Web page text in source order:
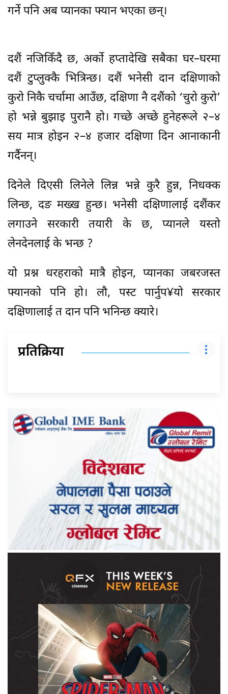
गर्ने पनि अब प्यानका फ्यान भएका छन्।
दशैं नजिकिँदै छ, अर्को हप्तादेखि सबैका घर–घरमा
दशैं टुप्लुक्कै भित्रिन्छ। दशैं भनेसी दान दक्षिणाको
कुरो निकै चर्चामा आउँछ, दक्षिणा नै दशैंको ‘चुरो कुरो’
हो भन्ने बुझाइ पुरानै हो। गच्छे अच्छे हुनेहरूले २–४
सय मात्र होइन २–४ हजार दक्षिणा दिन आनाकानी
गर्दैनन्।
दिनेले दिएसी लिनेले लिन्न भन्ने कुरै हुन्न, निधक्क
लिन्छ, दङ मख्ख हुन्छ। भनेसी दक्षिणालाई दशैंकर
लगाउने सरकारी तयारी के छ, प्यानले यस्तो
लेनदेनलाई के भन्छ ?
यो प्रश्न धरहराको मात्रै होइन, प्यानका जबरजस्त
फ्यानको पनि हो। लौ, पस्ट पार्नुप¥यो सरकार
दक्षिणालाई त दान पनि भनिन्छ क्यारे।
प्रतिक्रिया